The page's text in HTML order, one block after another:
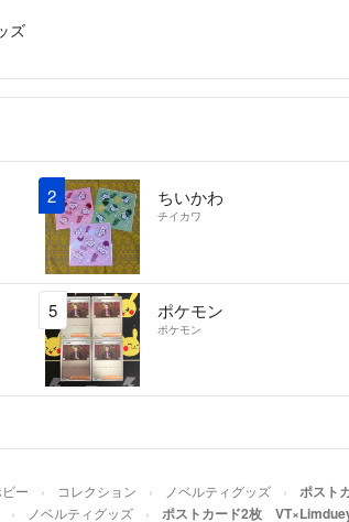
ズ
2 ちいかわ
チイカワ
5 ポケモン
ポケモン
ー コレクション ノベルティグッズ ポスト
ノベルティグッズ ポストカード2枚